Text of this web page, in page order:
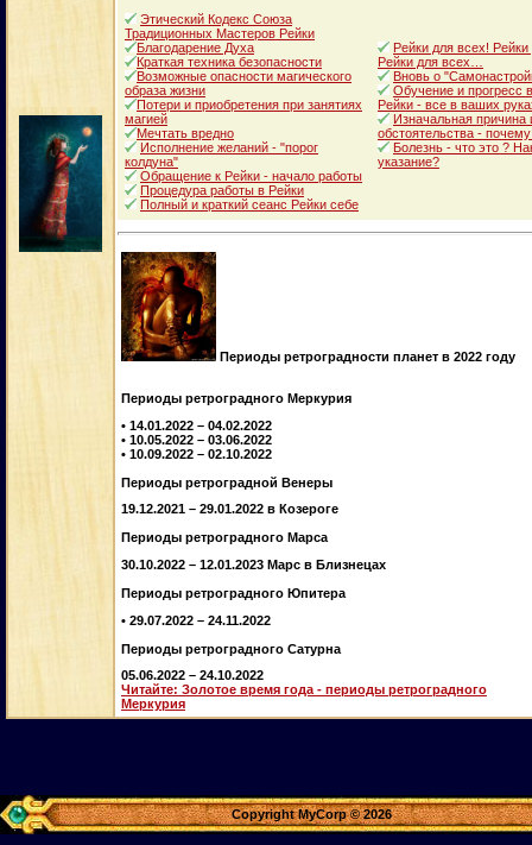
Этический Кодекс Союза
Традиционных Мастеров Рейки
Благодарение Духа
Краткая техника безопасности
Возможные опасности магического
образа жизни
Потери и приобретения при занятиях
магией
Мечтать вредно
Исполнение желаний - "порог
колдуна"
Обращение к Рейки - начало работы
Процедура работы в Рейки
Полный и краткий сеанс Рейки себе
Рейки для всех!
Рейки для всех…
Вновь о
Обучение и прогресс
Рейки - все в ваших
Изначальная
обстоятельства -
Болезнь - что это ?
указание?
Периоды ретроградности планет в 2022 году
Периоды ретроградного Меркурия
• 14.01.2022 – 04.02.2022
• 10.05.2022 – 03.06.2022
• 10.09.2022 – 02.10.2022
Периоды ретроградной Венеры
19.12.2021 – 29.01.2022 в Козероге
Периоды ретроградного Марса
30.10.2022 – 12.01.2023 Марс в Близнецах
Периоды ретроградного Юпитера
• 29.07.2022 – 24.11.2022
Периоды ретроградного Сатурна
05.06.2022 – 24.10.2022
Читайте: Золотое время года - периоды ретроградного
Меркурия
Copyright MyCorp © 2026